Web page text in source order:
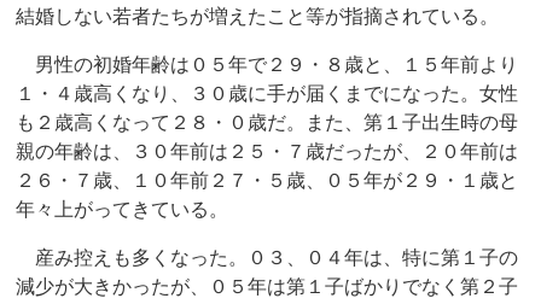
結婚しない若者たちが増えたこと等が指摘されている。
男性の初婚年齢は０５年で２９・８歳と、１５年前より
１・４歳高くなり、３０歳に手が届くまでになった。女性
も２歳高くなって２８・０歳だ。また、第１子出生時の母
親の年齢は、３０年前は２５・７歳だったが、２０年前は
２６・７歳、１０年前２７・５歳、０５年が２９・１歳と
年々上がってきている。
産み控えも多くなった。０３、０４年は、特に第１子の
減少が大きかったが、０５年は第１子ばかりでなく第２子